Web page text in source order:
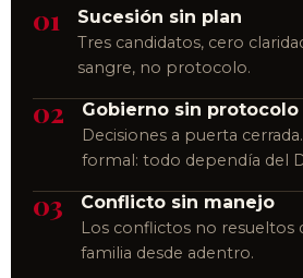
01 Sucesión sin plan
Tres candidatos, cero
sangre, no protocolo.
02 Gobierno sin protocolo
Decisiones a puerta
formal: todo dependía del
03 Conflicto sin manejo
Los conflictos no resueltos
familia desde adentro.